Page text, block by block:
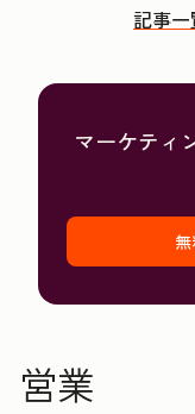
記事一
マーケティ
営業